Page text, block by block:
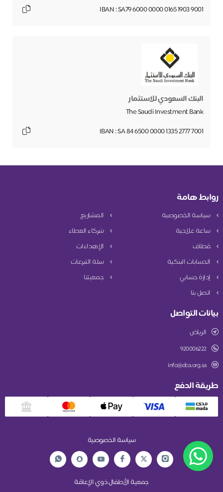
IBAN : SA79 6000 0000 0165 1903 9001
البنك السعودي للاستثمار
The Saudi Investment Bank
IBAN : SA 84 6500 0000 1335 2777 7001
روابط هامة
سياسة الخصوصية
المشاريع
ساعة علاجية
شركاء العطاء
قطاف
الإهداءات
الحسابات البنكية
سلة التبرعات
إدارة حسابي
جمعيتنا
اتصل بنا
بيانات التواصل
الرياض
920006222
info@dca.org.sa
طريقة الدفع
سياسة الخصوصية
جمعية الأطفال ذوي الإعاقة